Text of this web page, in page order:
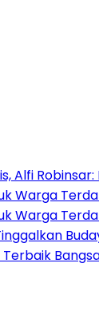
Alfi
Warga
Warga
Terbaik